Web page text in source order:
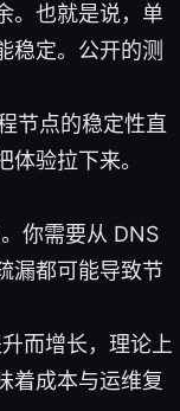
。也就是说，单
稳定。公开的测
节点的稳定性直
验拉下来。
你需要从 DNS
漏都可能导致节
而增长，理论上
着成本与运维复